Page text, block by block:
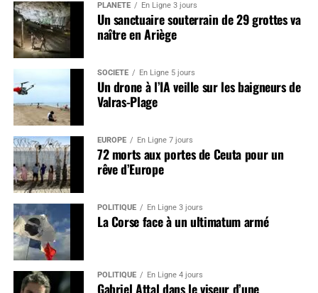
PLANÈTE En Ligne 3 jours
Un sanctuaire souterrain de 29 grottes va
naître en Ariège
SOCIÉTÉ En Ligne 5 jours
Un drone à l’IA veille sur les baigneurs de
Valras-Plage
EUROPE En Ligne 7 jours
72 morts aux portes de Ceuta pour un
rêve d’Europe
POLITIQUE En Ligne 3 jours
La Corse face à un ultimatum armé
POLITIQUE En Ligne 4 jours
Gabriel Attal dans le viseur d’une